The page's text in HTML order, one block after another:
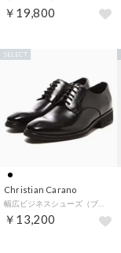
￥19,800
Christian Carano
￥13,200
SELECT